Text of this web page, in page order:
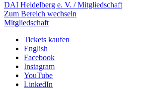
DAI Heidelberg e. V. / Mitgliedschaft
Zum Bereich wechseln
Mitgliedschaft
Tickets kaufen
English
Facebook
Instagram
YouTube
LinkedIn